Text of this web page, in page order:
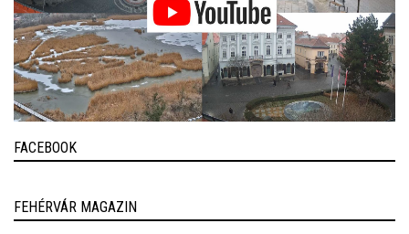
FACEBOOK
FEHÉRVÁR MAGAZIN